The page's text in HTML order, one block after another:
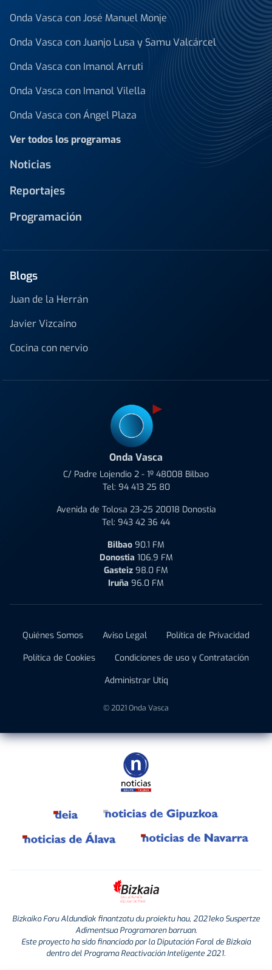
Onda Vasca con José Manuel Monje
Onda Vasca con Juanjo Lusa y Samu Valcárcel
Onda Vasca con Imanol Arruti
Onda Vasca con Imanol Vilella
Onda Vasca con Ángel Plaza
Ver todos los programas
Noticias
Reportajes
Programación
Blogs
Juan de la Herrán
Javier Vizcaino
Cocina con nervio
Onda Vasca
C/ Padre Lojendio 2 - 1º 48008 Bilbao
Tel: 94 413 25 80
Avenida de Tolosa 23-25 20018 Donostia
Tel: 943 42 36 44
Bilbao 90.1 FM
Donostia 106.9 FM
Gasteiz 98.0 FM
Iruña 96.0 FM
Quiénes Somos Aviso Legal
Política de Privacidad
Política de Cookies
Condiciones de uso y Contratación
Administrar Utiq
© 2021 Onda Vasca
Bizkaiko Foru Aldundiak finantzatu du proiektu hau, 2021eko Suspertze
Adimentsua Programaren barruan.
Este proyecto ha sido financiado por la Diputación Foral de Bizkaia
dentro del Programa Reactivación Inteligente 2021.